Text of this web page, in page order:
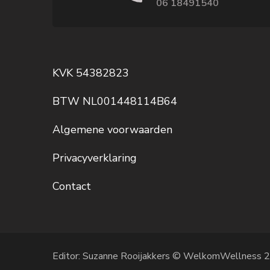
06 18491540
KVK 54382823
BTW NL001448114B64
Algemene voorwaarden
Privacyverklaring
Contact
Editor: Suzanne Rooijakkers © WelkomWellness